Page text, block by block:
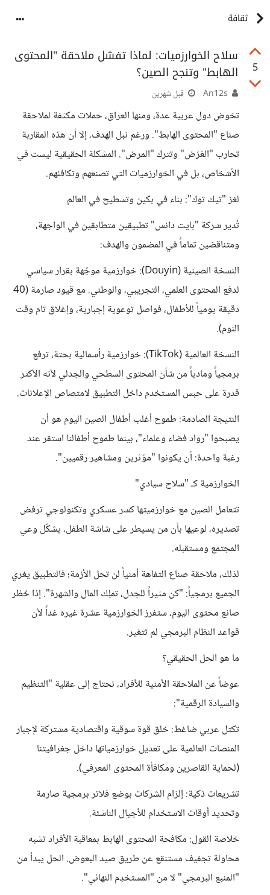
ثقافة
5
سلاح الخوارزميات: لماذا تفشل ملاحقة "المحتوى
الهابط" وتنجح الصين؟
قبل شهرين
تخوض دول عربية عدة، ومنها العراق، حملات مكثفة لملاحقة
صناع "المحتوى الهابط". ورغم نبل الهدف، إلا أن هذه المقاربة
تحارب "العَرَض" وتترك "المرض". المشكلة الحقيقية ليست في
الأشخاص، بل في الخوارزميات التي تصنعهم وتكافئهم.
لغز "تيك توك": بناء في بكين وتسطيح في العالم
تُدير شركة "بايت دانس" تطبيقين متطابقين في الواجهة،
ومتناقضين تماماً في المضمون والهدف:
النسخة الصينية (Douyin): خوارزمية موجّهة بقرار سياسي
لدفع المحتوى العلمي، التجريبي، والوطني. مع قيود صارمة (40
دقيقة يومياً للأطفال، فواصل توعوية إجبارية، وإغلاق تام وقت
النوم).
النسخة العالمية (TikTok): خوارزمية رأسمالية بحتة، ترفع
برمجياً ومادياً من شأن المحتوى السطحي والجدلي لأنه الأكثر
قدرة على حبس المستخدم داخل التطبيق لامتصاص الإعلانات.
النتيجة الصادمة: طموح أغلب أطفال الصين اليوم هو أن
يصبحوا "رواد فضاء وعلماء"، بينما طموح أطفالنا استقر عند
رغبة واحدة: أن يكونوا "مؤثرين ومشاهير رقميين".
الخوارزمية كـ "سلاح سيادي"
تتعامل الصين مع خوارزميتها كسر عسكري وتكنولوجي ترفض
تصديره، لوعيها بأن من يسيطر على شاشة الطفل، يشكّل وعي
المجتمع ومستقبله.
لذلك، ملاحقة صناع التفاهة أمنياً لن تحل الأزمة؛ فالتطبيق يغري
الجميع برمجياً: "كن مثيراً للجدل، تملِك المال والشهرة". إذا حُظر
صانع محتوى اليوم، ستفرز الخوارزمية عشرة غيره غداً لأن
قواعد النظام البرمجي لم تتغير.
ما هو الحل الحقيقي؟
عوضاً عن الملاحقة الأمنية للأفراد، نحتاج إلى عقلية "التنظيم
والسيادة الرقمية":
تكتل عربي ضاغط: خلق قوة سوقية واقتصادية مشتركة لإجبار
المنصات العالمية على تعديل خوارزمياتها داخل جغرافيتنا
(لحماية القاصرين ومكافأة المحتوى المعرفي).
تشريعات ذكية: إلزام الشركات بوضع فلاتر برمجية صارمة
وتحديد أوقات الاستخدام للأجيال الناشئة.
خلاصة القول: مكافحة المحتوى الهابط بمعاقبة الأفراد تشبه
محاولة تجفيف مستنقع عن طريق صيد البعوض. الحل يبدأ من
"المنبع البرمجي" لا من "المستخدِم النهائي".